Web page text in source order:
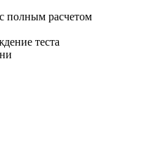
полным расчетом
теста